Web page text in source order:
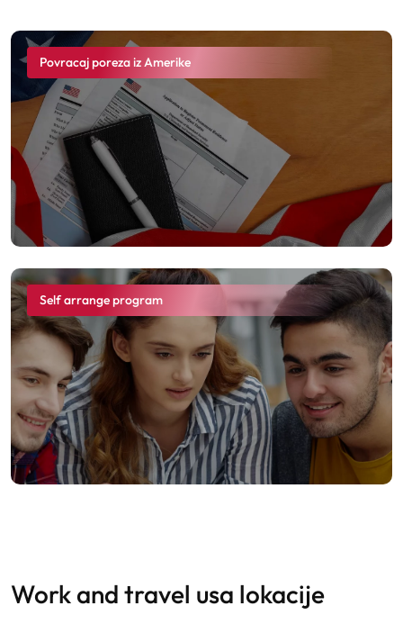
Povracaj poreza iz Amerike
Self arrange program
work and travel usa lokacije